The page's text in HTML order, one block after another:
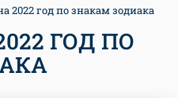
2022 год по знакам зодиака
ГОД ПО